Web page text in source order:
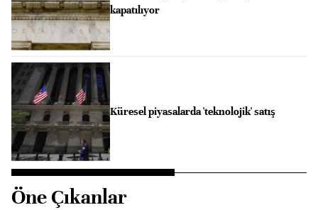
kapatılıyor
Küresel piyasalarda 'teknolojik' satış
Öne Çıkanlar